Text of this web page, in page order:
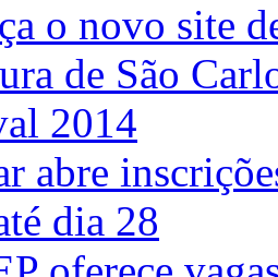
o novo site
de São
2014
abre
dia 28